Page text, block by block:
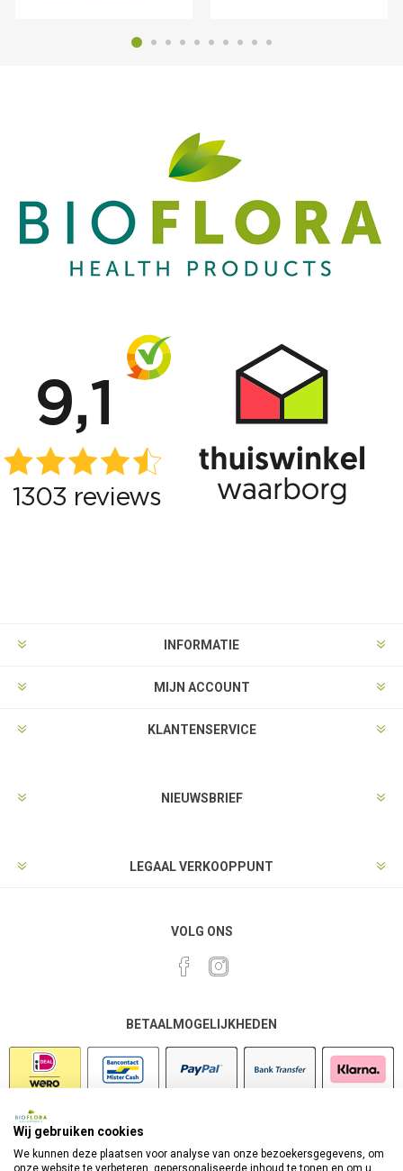
INFORMATIE
MIJN ACCOUNT
KLANTENSERVICE
NIEUWSBRIEF
LEGAAL VERKOOPPUNT
VOLG ONS
BETAALMOGELIJKHEDEN
Wij gebruiken cookies
We kunnen deze plaatsen voor analyse van onze bezoekersgegevens, om
onze website te verbeteren, gepersonaliseerde inhoud te tonen en om u